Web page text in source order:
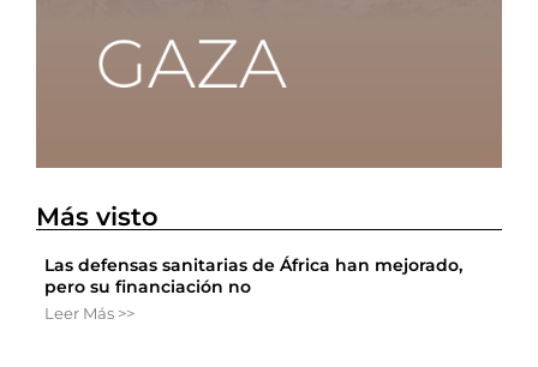
Más visto
Las defensas sanitarias de África han mejorado,
pero su financiación no
Leer Más >>